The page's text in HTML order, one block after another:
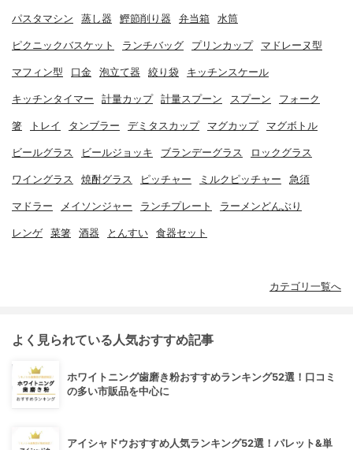
パスタマシン 蒸し器 鰹節削り器 弁当箱 水筒
ピクニックバスケット ランチバッグ プリンカップ マドレーヌ型
マフィン型 口金 泡立て器 絞り袋 キッチンスケール
キッチンタイマー 計量カップ 計量スプーン スプーン フォーク
箸 トレイ タンブラー デミタスカップ マグカップ マグボトル
ビールグラス ビールジョッキ ブランデーグラス ロックグラス
ワイングラス 焼酎グラス ピッチャー ミルクピッチャー 急須
マドラー メイソンジャー ランチプレート ラーメンどんぶり
レンゲ 菜箸 酒器 とんすい 食器セット
カテゴリ一覧へ
よく見られている人気おすすめ記事
ホワイトニング歯磨き粉おすすめランキング52選！口コミ
の多い市販品を中心に
アイシャドウおすすめ人気ランキング52選！パレット&単